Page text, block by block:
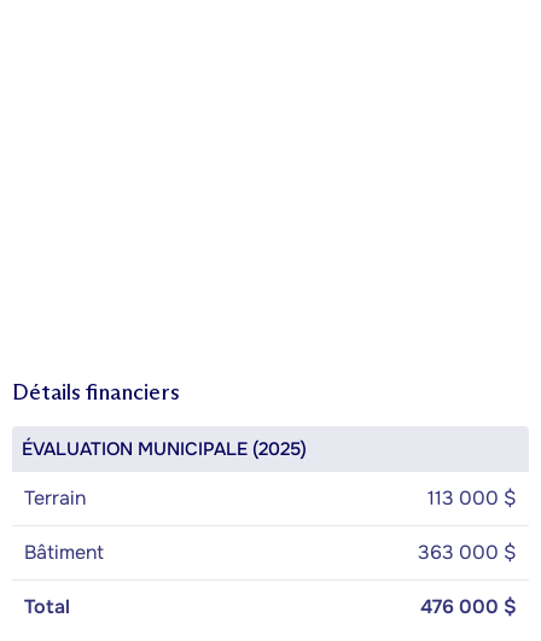
Détails financiers
ÉVALUATION MUNICIPALE (2025)
Terrain 113 000 $
Bâtiment 363 000 $
Total
476 000 $